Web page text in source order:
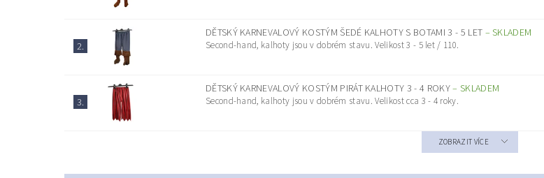
2.
DĚTSKÝ KARNEVALOVÝ KOSTÝM ŠEDÉ KALHOTY S BOTAMI 3 - 5 LET –SKLADEM
Second-hand, kalhoty jsou v dobrém stavu. Velikost 3 - 5 let / 110.
3.
DĚTSKÝ KARNEVALOVÝ KOSTÝM PIRÁT KALHOTY 3 - 4 ROKY– SKLADEM
Second-hand, kalhoty jsou v dobrém stavu. Velikost cca 3 - 4 roky.
ZOBRAZIT VÍCE